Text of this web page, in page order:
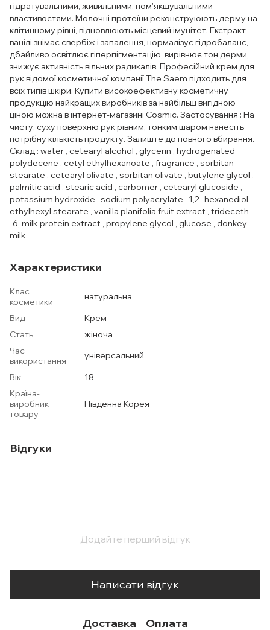
гідратувальними, живильними, пом'якшувальними
властивостями. Молочні протеїни реконструюють дерму на
клітинному рівні, відновлюють місцевий імунітет. Екстракт
ванілі знімає свербіж і запалення, нормалізує гідробаланс,
дбайливо освітлює гіперпігментацію, вирівнює тон дерми,
знижує активність вільних радикалів. Професійний крем для
рук відомої косметичної компанії The Saem підходить для
всіх типів шкіри. Купити високоефективну косметичну
продукцію найкращих виробників за найбільш вигідною
ціною можна в інтернет-магазині Cosmic. Застосування : На
чисту, суху поверхню рук рівним, тонким шаром нанесіть
потрібну кількість продукту. Залиште до повного вбирання.
Склад : water , cetearyl alcohol , glycerin , hydrogenated
polydecene , cetyl ethylhexanoate , fragrance , sorbitan
stearate , cetearyl olivate , sorbitan olivate , butylene glycol ,
palmitic acid , stearic acid , carbomer , cetearyl glucoside ,
potassium hydroxide , sodium polyacrylate , 1,2- hexanediol ,
ethylhexyl stearate , vanilla planifolia fruit extract , trideceth
-6, milk protein extract , propylene glycol , glucose , donkey
milk
Характеристики
Клас
косметики
натуральна
Вид
Крем
Стать
жіноча
Час
використання
універсальний
Вік
18
Країна-
виробник
товару
Південна Корея
Відгуки
Додайте перший відгук
Написати відгук
Доставка Оплата